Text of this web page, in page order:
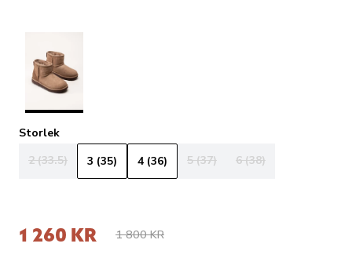
Storlek
2 (33.5)
3 (35) 4 (36) 5 (37) 6 (38)
1 260 KR 1 800 KR